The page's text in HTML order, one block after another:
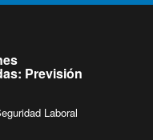
Previsión
Laboral